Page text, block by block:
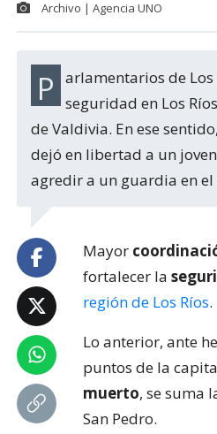
Archivo | Agencia UNO
Parlamentarios de Los Ríos criticaron al Gobierno por estar "al debe" en materia de
seguridad en Los
de Valdivia. En ese
dejó en libertad a un
agredir a un guardia en
Mayor
fortalecer la
región de Los Ríos.
Lo anterior, ante
puntos de la
muerto, se suma
San Pedro.